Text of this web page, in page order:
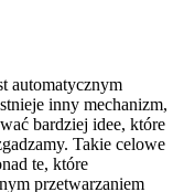
automatycznym
inny mechanizm,
bardziej idee, które
Takie celowe
te, które
przetwarzaniem